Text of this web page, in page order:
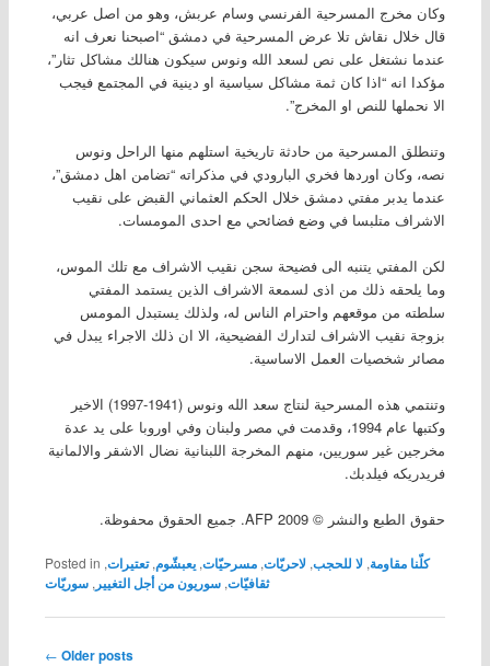
وكان مخرج المسرحية الفرنسي وسام عربش، وهو من اصل عربي،
قال خلال نقاش تلا عرض المسرحية في دمشق “اصبحنا نعرف انه
عندما نشتغل على نص لسعد الله ونوس سيكون هنالك مشاكل تثار”،
مؤكدا انه “اذا كان ثمة مشاكل سياسية او دينية في المجتمع فيجب
الا نحملها للنص او المخرج”.
وتنطلق المسرحية من حادثة تاريخية استلهم منها الراحل ونوس
نصه، وكان اوردها فخري البارودي في مذكراته “تضامن اهل دمشق”،
عندما يدبر مفتي دمشق خلال الحكم العثماني القبض على نقيب
الاشراف متلبسا في وضع فضائحي مع احدى المومسات.
لكن المفتي يتنبه الى فضيحة سجن نقيب الاشراف مع تلك الموس،
وما يلحقه ذلك من اذى لسمعة الاشراف الذين يستمد المفتي
سلطته من موقعهم واحترام الناس له، ولذلك يستبدل المومس
بزوجة نقيب الاشراف لتدارك الفضيحية، الا ان ذلك الاجراء يبدل في
مصائر شخصيات العمل الاساسية.
وتنتمي هذه المسرحية لنتاج سعد الله ونوس (1941-1997) الاخير
وكتبها عام 1994، وقدمت في مصر ولبنان وفي اوروبا على يد عدة
مخرجين غير سوريين، منهم المخرجة اللبنانية نضال الاشقر والالمانية
فريدريكه فيلدبك.
حقوق الطبع والنشر © 2009 AFP. جميع الحقوق محفوظة.
Posted in كلّنا مقاومة,لا للحجب,لاحريّات,مسرحيّات,يعبشّوم,تعتيرات,
ثقافيّات,سوريون من أجل التغيير,سوريّات
Post navigation
← Older posts